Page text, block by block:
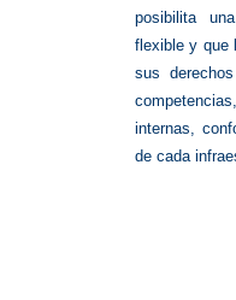
posibilita
flexible y que
sus
internas,
de cada